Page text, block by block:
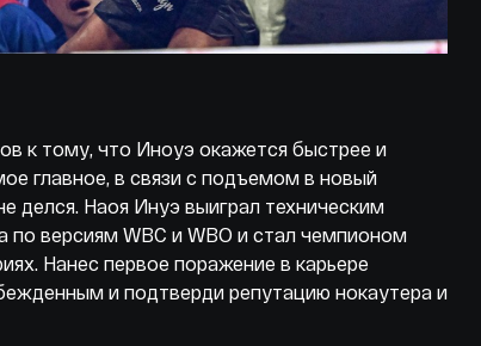
к тому, что Иноуэ окажется быстрее и
главное, в связи с подъемом в новый
делся. Наоя Инуэ выиграл техническим
по версиям WBC и WBO и стал чемпионом
Нанес первое поражение в карьере
и подтверди репутацию нокаутера и